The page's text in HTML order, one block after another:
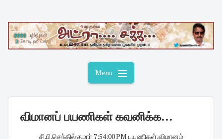
content
Menu
விமானப் பயணிகள் கவனிக்க...
சி.பி.செந்தில்குமார்· 7:54:00 PM பயணிகள்,விமானம்